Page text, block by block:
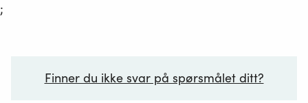
;
Finner du ikke svar på spørsmålet ditt?